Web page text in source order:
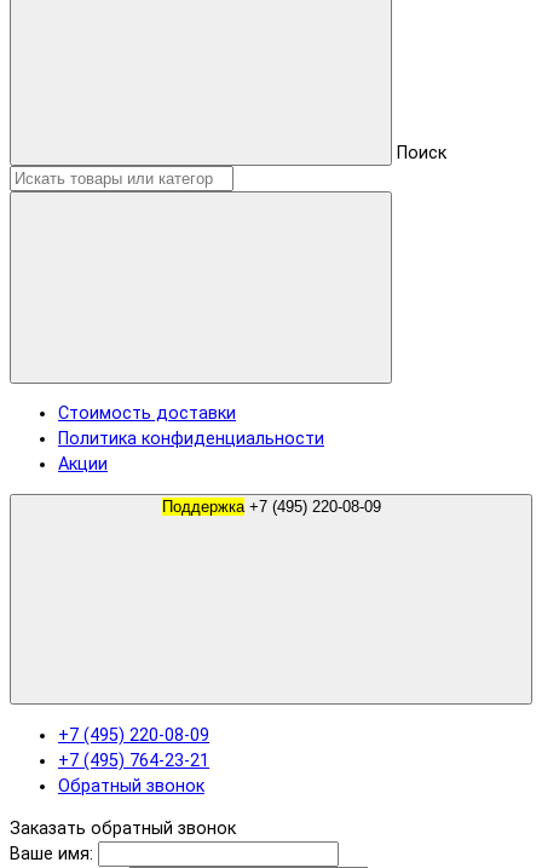
Поиск
Стоимость доставки
Политика конфиденциальности
Акции
Поддержка +7 (495) 220-08-09
+7 (495) 220-08-09
+7 (495) 764-23-21
Обратный звонок
Заказать обратный звонок
Ваше имя: